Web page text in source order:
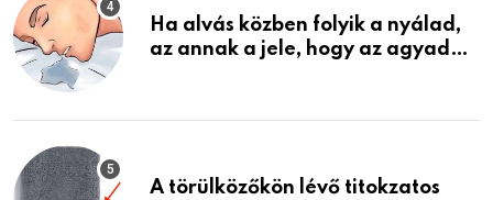
Ha alvás közben folyik a nyálad,
az annak a jele, hogy az agyad…
A törülközőkön lévő titokzatos